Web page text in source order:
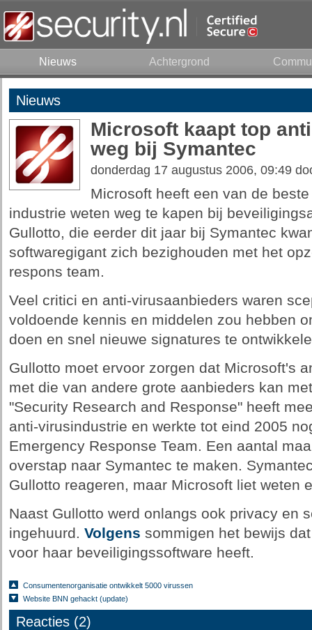
Nieuws Achtergrond
Nieuws
Microsoft kaapt top
weg bij Symantec
donderdag 17 augustus 2006, 09:49
Microsoft heeft een van de
industrie weten weg te kapen bij
Gullotto, die eerder dit jaar bij Symantec
softwaregigant zich bezighouden met het
respons team.
Veel critici en anti-virusaanbieders waren
voldoende kennis en middelen zou hebben
doen en snel nieuwe signatures te
Gullotto moet ervoor zorgen dat Microsoft's
met die van andere grote aanbieders kan
"Security Research and Response" heeft
anti-virusindustrie en werkte tot eind 2005
Emergency Response Team. Een aantal
overstap naar Symantec te maken.
Gullotto reageren, maar Microsoft liet weten
Naast Gullotto werd onlangs ook privacy en
ingehuurd. Volgens sommigen het bewijs
voor haar beveiligingssoftware heeft.
Consumentenorganisatie ontwikkelt 5000 virussen
Website BNN gehackt (update)
Reacties (2)